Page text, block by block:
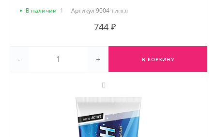
В наличии 1 Артикул 9004-тингл
744 ₽
- + В КОРЗИНУ